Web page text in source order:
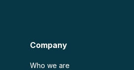
Company
Who we are